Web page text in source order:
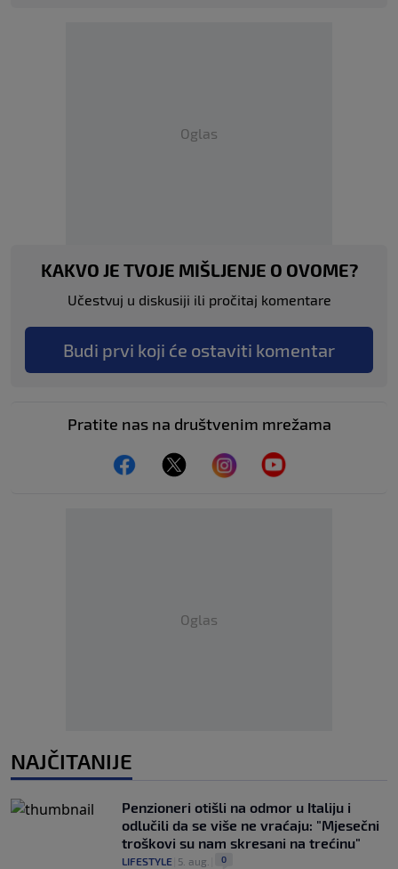
Oglas
KAKVO JE TVOJE MIŠLJENJE O OVOME?
Učestvuj u diskusiji ili pročitaj komentare
Budi prvi koji će ostaviti komentar
Pratite nas na društvenim mrežama
Oglas
NAJČITANIJE
Penzioneri otišli na odmor u Italiju i
odlučili da se više ne vraćaju: "Mjesečni
troškovi su nam skresani na trećinu"
LIFESTYLE 5. aug. 0